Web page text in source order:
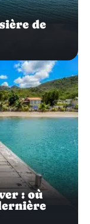
de
: où